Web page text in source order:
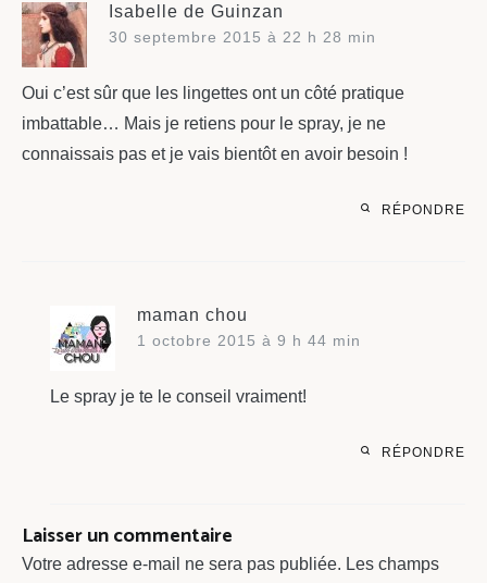
Isabelle de Guinzan
30 septembre 2015 à 22 h 28 min
Oui c’est sûr que les lingettes ont un côté pratique
imbattable… Mais je retiens pour le spray, je ne
connaissais pas et je vais bientôt en avoir besoin !
RÉPONDRE
maman chou
1 octobre 2015 à 9 h 44 min
Le spray je te le conseil vraiment!
RÉPONDRE
Laisser un commentaire
Votre adresse e-mail ne sera pas publiée. Les champs